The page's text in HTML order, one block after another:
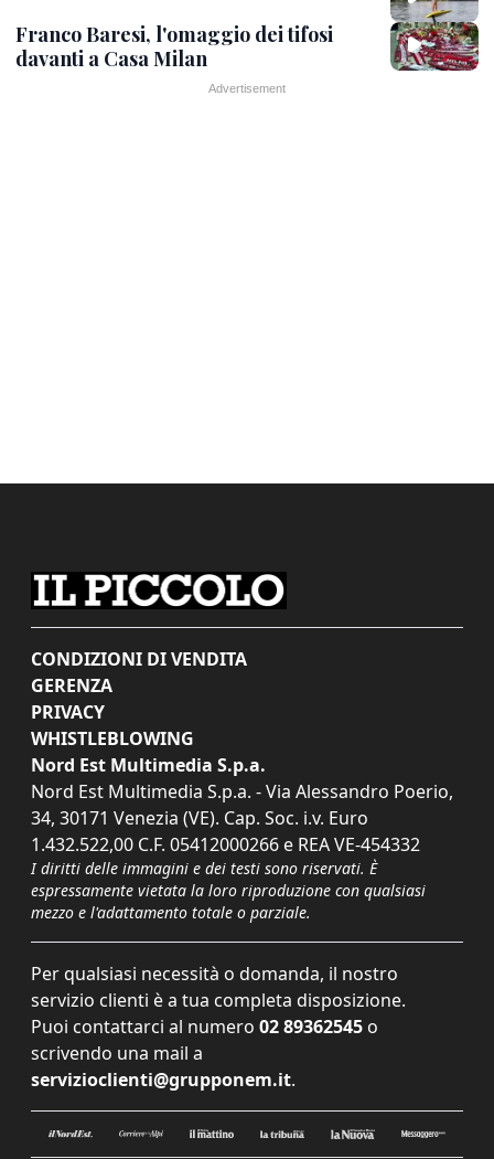
Franco Baresi, l'omaggio dei tifosi
davanti a Casa Milan
CONDIZIONI DI VENDITA
GERENZA
PRIVACY
WHISTLEBLOWING
Nord Est Multimedia S.p.a.
Nord Est Multimedia S.p.a. - Via Alessandro Poerio,
34, 30171 Venezia (VE). Cap. Soc. i.v. Euro
1.432.522,00 C.F. 05412000266 e REA VE-454332
I diritti delle immagini e dei testi sono riservati. È
espressamente vietata la loro riproduzione con qualsiasi
mezzo e l'adattamento totale o parziale.
Per qualsiasi necessità o domanda, il nostro
servizio clienti è a tua completa disposizione.
Puoi contattarci al numero 02 89362545 o
scrivendo una mail a
servizioclienti@grupponem.it.